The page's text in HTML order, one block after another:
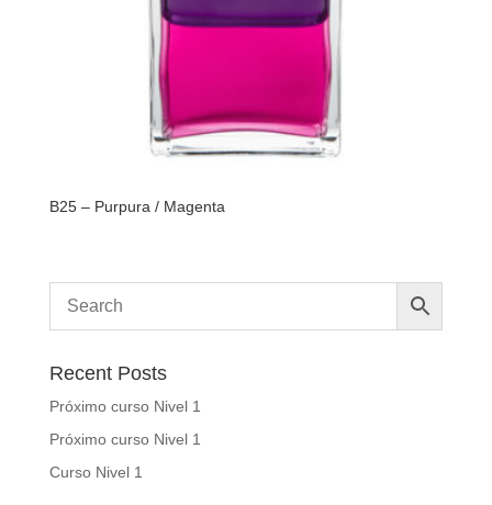
B25 – Purpura / Magenta
Recent Posts
Próximo curso Nivel 1
Próximo curso Nivel 1
Curso Nivel 1